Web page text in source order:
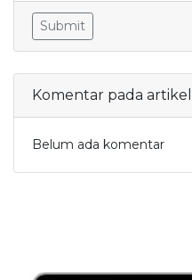
Submit
Komentar pada
Belum ada komentar